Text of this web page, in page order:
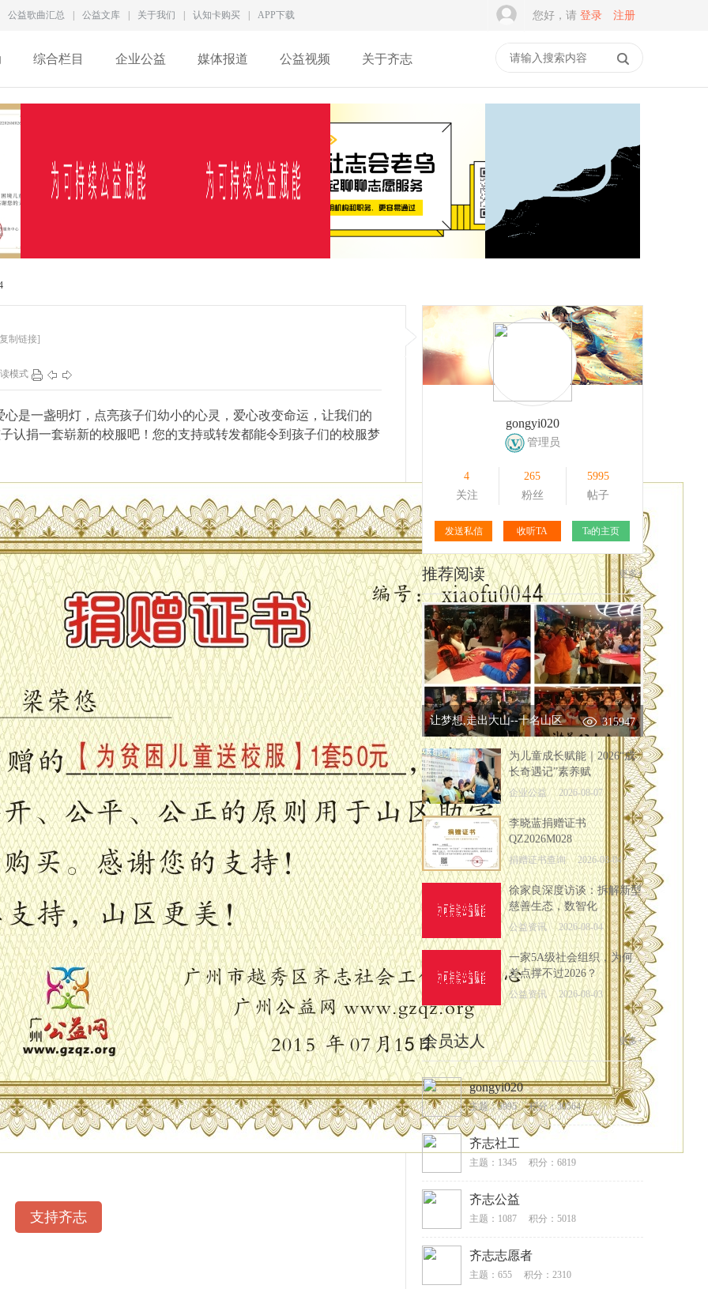
公益歌曲汇总 公益文库 关于我们 认知卡购买 APP下载 您好，请 登录 注册
综合栏目 企业公益 媒体报道 公益视频 关于齐志
113 1 145 1 111
制链接]
模式
心是一盏明灯，点亮孩子们幼小的心灵，爱心改变命运，让我们的
认捐一套崭新的校服吧！您的支持或转发都能令到孩子们的校服梦
支持齐志
gongyi020
管理员
4
关注
265
粉丝
5995
帖子
发送私信 收听TA Ta的主页
推荐阅读 更多+
315947
让梦想,走出大山--十名山区
为儿童成长赋能｜2026“成
长奇遇记”素养赋
企业公益 2026-08-07
李晓蓝捐赠证书
QZ2026M028
捐赠证书查询 2026-08-04
徐家良深度访谈：拆解新型
慈善生态，数智化
公益资讯 2026-08-04
一家5A级社会组织，为何
差点撑不过2026？
公益资讯 2026-08-03
会员达人 更多+
gongyi020
主题：5995 积分：30564
齐志社工
主题：1345 积分：6819
齐志公益
主题：1087 积分：5018
齐志志愿者
主题：655 积分：2310